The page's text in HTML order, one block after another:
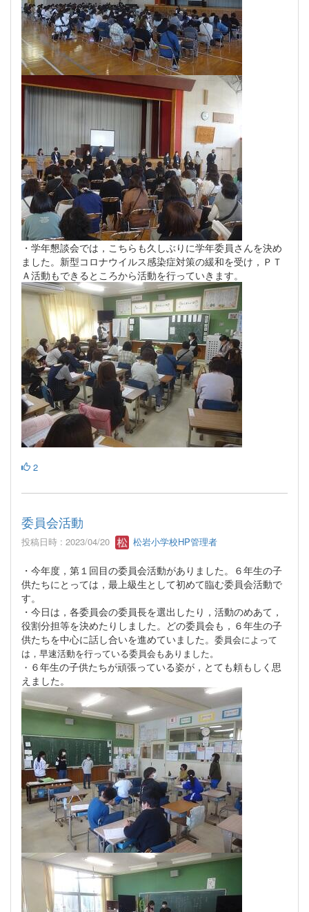
・学年懇談会では，こちらも久しぶりに学年委員さんを決め
ました。新型コロナウイルス感染症対策の緩和を受け，ＰＴ
Ａ活動もできるところから活動を行っていきます。
2
委員会活動
投稿日時 : 2023/04/20 松岩小学校HP管理者
・今年度，第１回目の委員会活動がありました。６年生の子
供たちにとっては，最上級生として初めて臨む委員会活動で
す。
・今日は，各委員会の委員長を選出したり，活動のめあて，
役割分担等を決めたりしました。どの委員会も，６年生の子
供たちを中心に話し合いを進めていました。 委員会によって
は，早速活動を行っている委員会もありました。
・ ６年生の子供たちが頑張っている姿が，とても頼もしく思
えました。